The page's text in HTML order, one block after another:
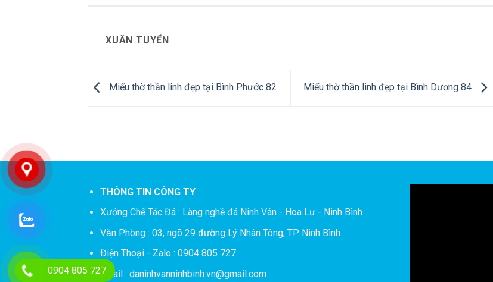
XUÂN TUYỂN
Miếu thờ thần linh đẹp tại Bình Phước 82 Miếu thờ thần linh đẹp tại Bình Dương 84
THÔNG TIN CÔNG TY
Xưởng Chế Tác Đá : Làng nghề đá Ninh Vân - Hoa Lư - Ninh Bình
Văn Phòng : 03, ngõ 29 đường Lý Nhân Tông, TP Ninh Bình
Điện Thoại - Zalo : 0904 805 727
Email : daninhvanninhbinh.vn@gmail.com
0904 805 727